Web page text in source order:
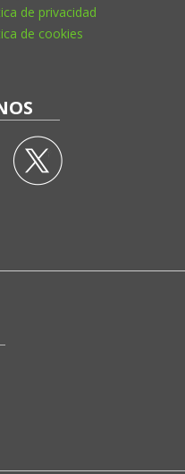
de privacidad
de cookies